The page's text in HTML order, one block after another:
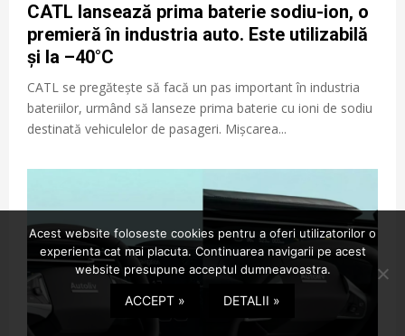
CATL lansează prima baterie sodiu-ion, o
premieră în industria auto. Este utilizabilă
și la –40°C
CATL se pregătește să facă un pas important în industria
bateriilor, urmând să lanseze prima baterie cu ioni de sodiu
destinată vehiculelor de pasageri. Mișcarea...
Acest website foloseste cookies pentru a oferi utilizatorilor o
experienta cat mai placuta. Continuarea navigarii pe acest
website presupune acceptul dumneavoastra.
ACCEPT » DETALII »